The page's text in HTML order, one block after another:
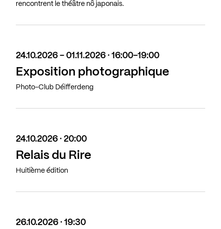
rencontrent le théâtre nô japonais.
24.10.2026 - 01.11.2026 · 16:00-19:00
Exposition photographique
Photo-Club Déifferdeng
24.10.2026 · 20:00
Relais du Rire
Huitième édition
26.10.2026 · 19:30